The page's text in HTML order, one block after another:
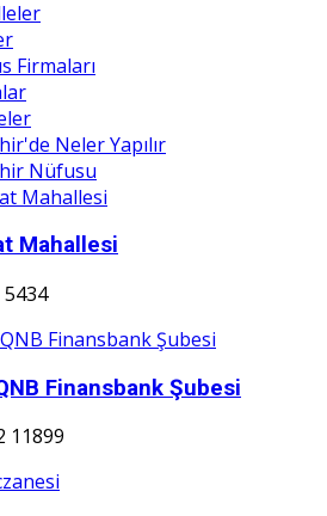
Firmaları
Neler Yapılır
Nüfusu
Mahallesi
5434
Finansbank Şubesi
11899